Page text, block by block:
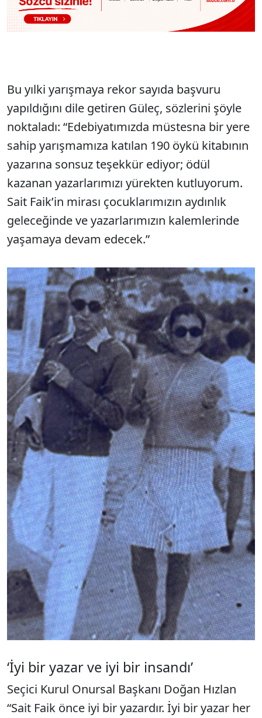
Bu yılki yarışmaya rekor sayıda başvuru
yapıldığını dile getiren Güleç, sözlerini şöyle
noktaladı: “Edebiyatımızda müstesna bir yere
sahip yarışmamıza katılan 190 öykü kitabının
yazarına sonsuz teşekkür ediyor; ödül
kazanan yazarlarımızı yürekten kutluyorum.
Sait Faik’in mirası çocuklarımızın aydınlık
geleceğinde ve yazarlarımızın kalemlerinde
yaşamaya devam edecek.”
‘İyi bir yazar ve iyi bir insandı’
Seçici Kurul Onursal Başkanı Doğan Hızlan
“Sait Faik önce iyi bir yazardır. İyi bir yazar her